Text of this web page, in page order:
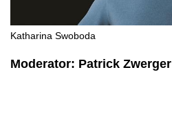
Katharina Swoboda
Moderator: Patrick Zwerger